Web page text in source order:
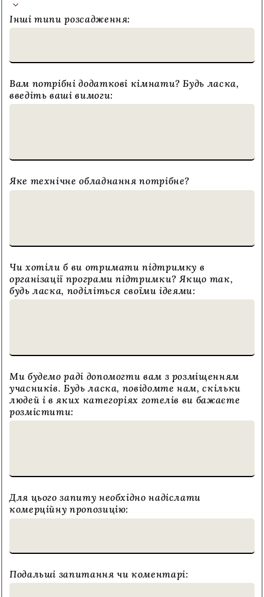
Інші типи розсадження:
Вам потрібні додаткові кімнати? Будь ласка,
введіть ваші вимоги:
Яке технічне обладнання потрібне?
Чи хотіли б ви отримати підтримку в
організації програми підтримки? Якщо так,
будь ласка, поділіться своїми ідеями:
Ми будемо раді допомогти вам з розміщенням
учасників. Будь ласка, повідомте нам, скільки
людей і в яких категоріях готелів ви бажаєте
розмістити:
Для цього запиту необхідно надіслати
комерційну пропозицію:
Подальші запитання чи коментарі: